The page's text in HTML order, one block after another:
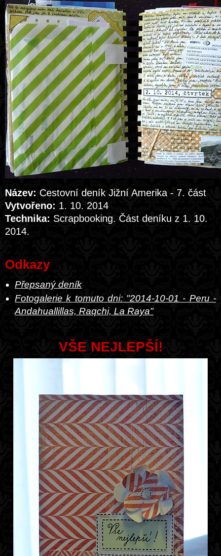
Název: Cestovní deník Jižní Amerika - 7. část
Vytvořeno: 1. 10. 2014
Technika: Scrapbooking. Část deníku z 1. 10.
2014.
Odkazy
Přepsaný deník
Fotogalerie k tomuto dni: "2014-10-01 - Peru -
Andahuallillas, Raqchi, La Raya"
VŠE NEJLEPŠÍ!